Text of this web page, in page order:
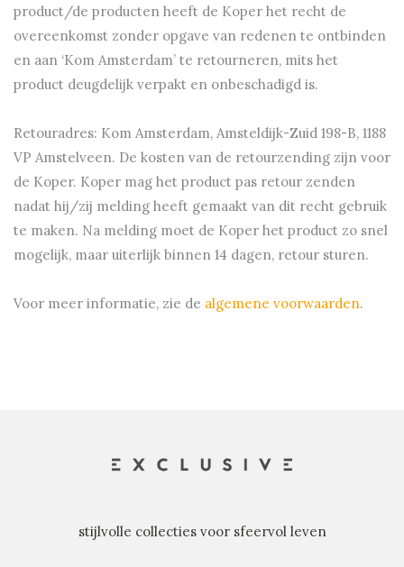
product/de producten heeft de Koper het recht de
overeenkomst zonder opgave van redenen te ontbinden
en aan ‘Kom Amsterdam’ te retourneren, mits het
product deugdelijk verpakt en onbeschadigd is.
Retouradres: Kom Amsterdam, Amsteldijk-Zuid 198-B, 1188
VP Amstelveen. De kosten van de retourzending zijn voor
de Koper. Koper mag het product pas retour zenden
nadat hij/zij melding heeft gemaakt van dit recht gebruik
te maken. Na melding moet de Koper het product zo snel
mogelijk, maar uiterlijk binnen 14 dagen, retour sturen.
Voor meer informatie, zie de algemene voorwaarden.
stijlvolle collecties voor sfeervol leven